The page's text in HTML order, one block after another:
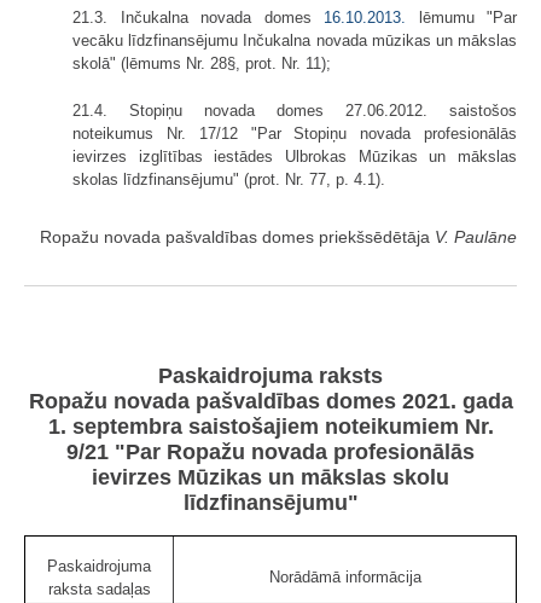
21.3. Inčukalna novada domes 16.10.2013.
lēmumu "Par
vecāku līdzfinansējumu Inčukalna novada mūzikas un mākslas
skolā" (lēmums Nr. 28§, prot. Nr. 11);
21.4. Stopiņu novada domes 27.06.2012. saistošos
noteikumus Nr. 17/12 "Par Stopiņu novada profesionālās
ievirzes izglītības iestādes Ulbrokas Mūzikas un mākslas
skolas līdzfinansējumu" (prot. Nr. 77, p. 4.1).
Ropažu novada pašvaldības domes priekšsēdētāja V. Paulāne
Paskaidrojuma raksts
Ropažu novada pašvaldības domes 2021. gada
1. septembra saistošajiem noteikumiem Nr.
9/21 "Par Ropažu novada profesionālās
ievirzes Mūzikas un mākslas skolu
līdzfinansējumu"
Paskaidrojuma
raksta sadaļas
Norādāmā informācija